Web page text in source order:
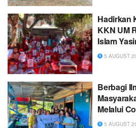
Hadirkan
KKN UM
Islam
Kegiatan
5 AUGUST
Berbagi
Melalui
ITCI5 AUGUST